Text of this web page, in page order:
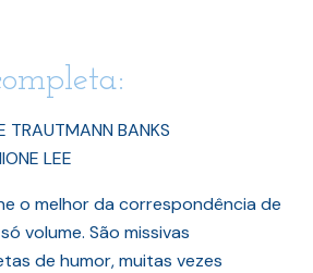
TRAUTMANN BANKS
LEE
o melhor da correspondência de
volume. São missivas
de humor, muitas vezes